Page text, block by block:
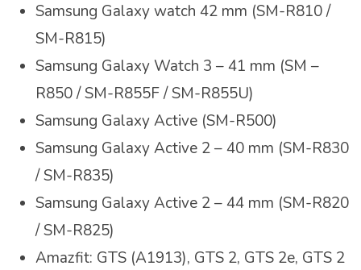
Samsung Galaxy watch 42 mm (SM-R810 /
SM-R815)
Samsung Galaxy Watch 3 – 41 mm (SM –
R850 / SM-R855F / SM-R855U)
Samsung Galaxy Active (SM-R500)
Samsung Galaxy Active 2 – 40 mm (SM-R830
/ SM-R835)
Samsung Galaxy Active 2 – 44 mm (SM-R820
/ SM-R825)
Amazfit: GTS (A1913), GTS 2, GTS 2e, GTS 2